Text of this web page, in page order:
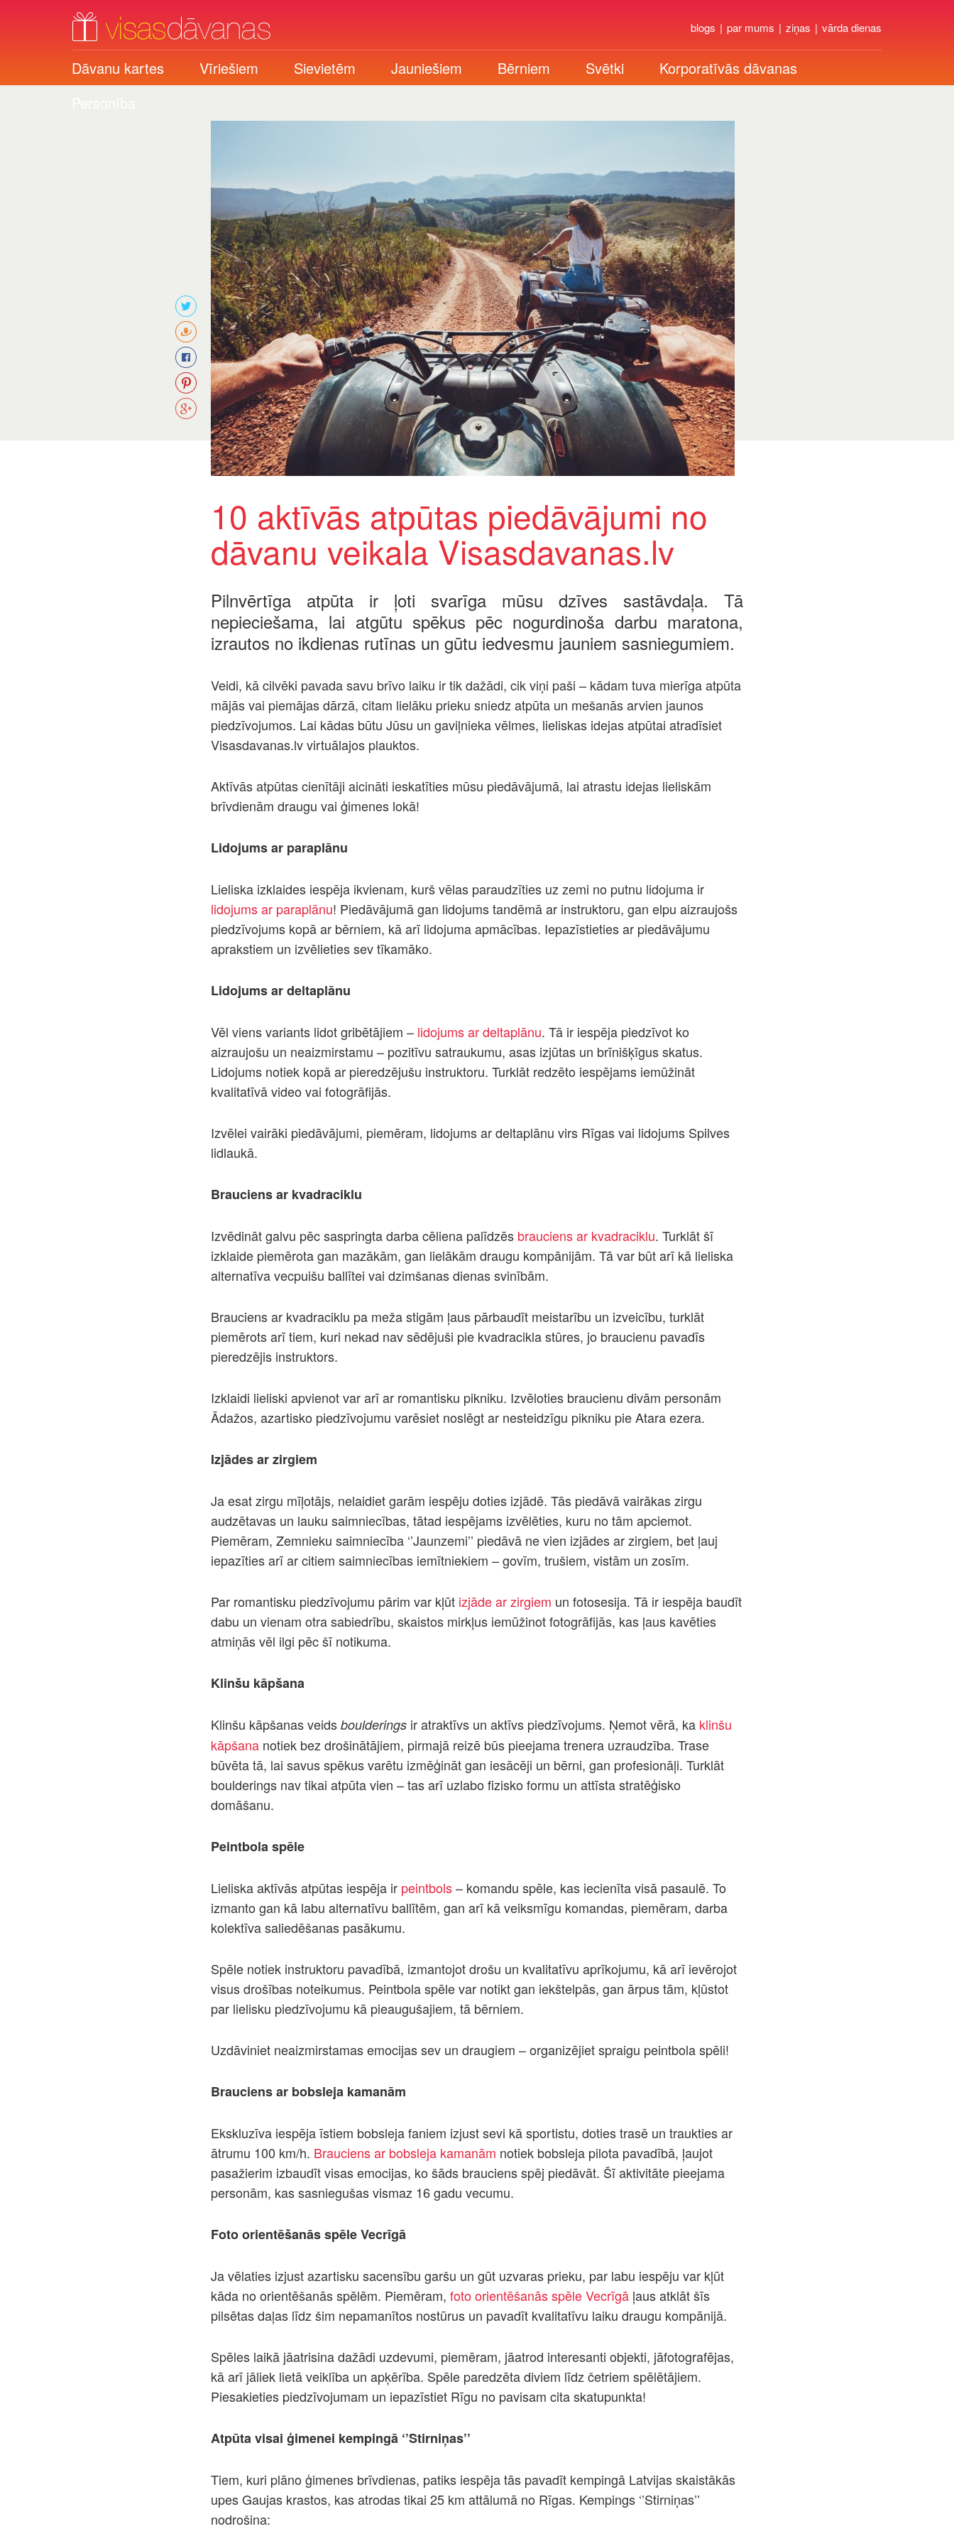
blogs par mums ziņas vārda dienas
Dāvanu kartes Vīriešiem Sievietēm Jauniešiem Bērniem Svētki
Korporatīvās dāvanas
10 aktīvās atpūtas piedāvājumi no
dāvanu veikala Visasdavanas.lv
Pilnvērtīga atpūta ir ļoti svarīga mūsu dzīves sastāvdaļa. Tā
nepieciešama, lai atgūtu spēkus pēc nogurdinoša darbu maratona,
izrautos no ikdienas rutīnas un gūtu iedvesmu jauniem sasniegumiem.
Veidi, kā cilvēki pavada savu brīvo laiku ir tik dažādi, cik viņi paši – kādam tuva mierīga atpūta
mājās vai piemājas dārzā, citam lielāku prieku sniedz atpūta un mešanās arvien jaunos
piedzīvojumos. Lai kādas būtu Jūsu un gaviļnieka vēlmes, lieliskas idejas atpūtai atradīsiet
Visasdavanas.lv virtuālajos plauktos.
Aktīvās atpūtas cienītāji aicināti ieskatīties mūsu piedāvājumā, lai atrastu idejas lieliskām
brīvdienām draugu vai ģimenes lokā!
Lidojums ar paraplānu
Lieliska izklaides iespēja ikvienam, kurš vēlas paraudzīties uz zemi no putnu lidojuma ir
lidojums ar paraplānu! Piedāvājumā gan lidojums tandēmā ar instruktoru, gan elpu aizraujošs
piedzīvojums kopā ar bērniem, kā arī lidojuma apmācības. Iepazīstieties ar piedāvājumu
aprakstiem un izvēlieties sev tīkamāko.
Lidojums ar deltaplānu
Vēl viens variants lidot gribētājiem – lidojums ar deltaplānu. Tā ir iespēja piedzīvot ko
aizraujošu un neaizmirstamu – pozitīvu satraukumu, asas izjūtas un brīnišķīgus skatus.
Lidojums notiek kopā ar pieredzējušu instruktoru. Turklāt redzēto iespējams iemūžināt
kvalitatīvā video vai fotogrāfijās.
Izvēlei vairāki piedāvājumi, piemēram, lidojums ar deltaplānu virs Rīgas vai lidojums Spilves
lidlaukā.
Brauciens ar kvadraciklu
Izvēdināt galvu pēc saspringta darba cēliena palīdzēs brauciens ar kvadraciklu. Turklāt šī
izklaide piemērota gan mazākām, gan lielākām draugu kompānijām. Tā var būt arī kā lieliska
alternatīva vecpuišu ballītei vai dzimšanas dienas svinībām.
Brauciens ar kvadraciklu pa meža stigām ļaus pārbaudīt meistarību un izveicību, turklāt
piemērots arī tiem, kuri nekad nav sēdējuši pie kvadracikla stūres, jo braucienu pavadīs
pieredzējis instruktors.
Izklaidi lieliski apvienot var arī ar romantisku pikniku. Izvēloties braucienu divām personām
Ādažos, azartisko piedzīvojumu varēsiet noslēgt ar nesteidzīgu pikniku pie Atara ezera.
Izjādes ar zirgiem
Ja esat zirgu mīļotājs, nelaidiet garām iespēju doties izjādē. Tās piedāvā vairākas zirgu
audzētavas un lauku saimniecības, tātad iespējams izvēlēties, kuru no tām apciemot.
Piemēram, Zemnieku saimniecība ‘’Jaunzemi’’ piedāvā ne vien izjādes ar zirgiem, bet ļauj
iepazīties arī ar citiem saimniecības iemītniekiem – govīm, trušiem, vistām un zosīm.
Par romantisku piedzīvojumu pārim var kļūt izjāde ar zirgiem un fotosesija. Tā ir iespēja baudīt
dabu un vienam otra sabiedrību, skaistos mirkļus iemūžinot fotogrāfijās, kas ļaus kavēties
atmiņās vēl ilgi pēc šī notikuma.
Klinšu kāpšana
Klinšu kāpšanas veids boulderings ir atraktīvs un aktīvs piedzīvojums. Ņemot vērā, ka klinšu
kāpšana notiek bez drošinātājiem, pirmajā reizē būs pieejama trenera uzraudzība. Trase
būvēta tā, lai savus spēkus varētu izmēģināt gan iesācēji un bērni, gan profesionāļi. Turklāt
boulderings nav tikai atpūta vien – tas arī uzlabo fizisko formu un attīsta stratēģisko
domāšanu.
Peintbola spēle
Lieliska aktīvās atpūtas iespēja ir peintbols– komandu spēle, kas iecienīta visā pasaulē. To
izmanto gan kā labu alternatīvu ballītēm, gan arī kā veiksmīgu komandas, piemēram, darba
kolektīva saliedēšanas pasākumu.
Spēle notiek instruktoru pavadībā, izmantojot drošu un kvalitatīvu aprīkojumu, kā arī ievērojot
visus drošības noteikumus. Peintbola spēle var notikt gan iekštelpās, gan ārpus tām, kļūstot
par lielisku piedzīvojumu kā pieaugušajiem, tā bērniem.
Uzdāviniet neaizmirstamas emocijas sev un draugiem – organizējiet spraigu peintbola spēli!
Brauciens ar bobsleja kamanām
Ekskluzīva iespēja īstiem bobsleja faniem izjust sevi kā sportistu, doties trasē un traukties ar
ātrumu 100 km/h. Brauciens ar bobsleja kamanām notiek bobsleja pilota pavadībā, ļaujot
pasažierim izbaudīt visas emocijas, ko šāds brauciens spēj piedāvāt. Šī aktivitāte pieejama
personām, kas sasniegušas vismaz 16 gadu vecumu.
Foto orientēšanās spēle Vecrīgā
Ja vēlaties izjust azartisku sacensību garšu un gūt uzvaras prieku, par labu iespēju var kļūt
kāda no orientēšanās spēlēm. Piemēram, foto orientēšanās spēle Vecrīgā ļaus atklāt šīs
pilsētas daļas līdz šim nepamanītos nostūrus un pavadīt kvalitatīvu laiku draugu kompānijā.
Spēles laikā jāatrisina dažādi uzdevumi, piemēram, jāatrod interesanti objekti, jāfotografējas,
kā arī jāliek lietā veiklība un apķērība. Spēle paredzēta diviem līdz četriem spēlētājiem.
Piesakieties piedzīvojumam un iepazīstiet Rīgu no pavisam cita skatupunkta!
Atpūta visai ģimenei kempingā ‘’Stirniņas’’
Tiem, kuri plāno ģimenes brīvdienas, patiks iespēja tās pavadīt kempingā Latvijas skaistākās
upes Gaujas krastos, kas atrodas tikai 25 km attālumā no Rīgas. Kempings ‘’Stirniņas’’
nodrošina: